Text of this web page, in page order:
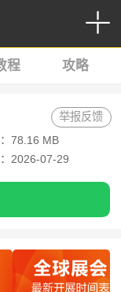
程 攻略
78.16 MB
2026-07-29
举报反馈